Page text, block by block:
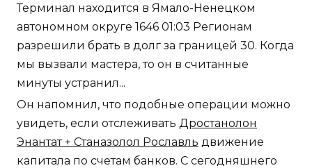
Терминал находится в Ямало-Ненецком
автономном округе 1646 01:03 Регионам
разрешили брать в долг за границей 30. Когда
мы вызвали мастера, то он в считанные
минуты устранил...
Он напомнил, что подобные операции можно
увидеть, если отслеживать Дростанолон
Энантат + Станазолол Рославль движение
капитала по счетам банков. С сегодняшнего